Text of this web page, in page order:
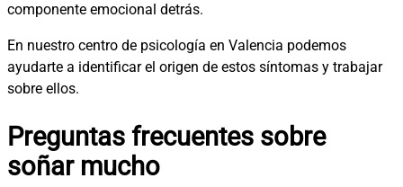
componente emocional detrás.
En nuestro centro de psicología en Valencia podemos
ayudarte a identificar el origen de estos síntomas y trabajar
sobre ellos.
Preguntas frecuentes sobre
soñar mucho